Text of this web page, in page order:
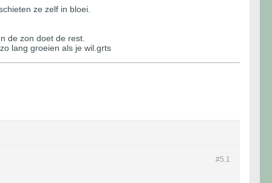
ze zelf in bloei.
de zon doet de rest.
lang groeien als je wil.grts
#5. 1